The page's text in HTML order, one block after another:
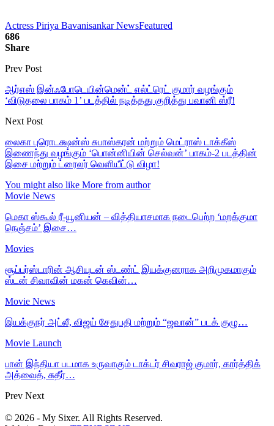
Actress Piriya Bavanisankar NewsFeatured
686
Share
Prev Post
ஆர்எஸ் இன்ஃபோடெயின்மென்ட் எல்ட்ரெட் குமார் வழங்கும்
‘விடுதலை பாகம் 1’ படத்தில் நடித்தது குறித்து பவானி ஸ்ரீ!
Next Post
லைகா புரொடக்ஷன்ஸ் சுபாஸ்கரன் மற்றும் மெட்ராஸ் டாக்கீஸ்
இணைந்து வழங்கும் ‘பொன்னியின் செல்வன்’ பாகம்-2 படத்தின்
இசை மற்றும் ட்ரைலர் வெளியீட்டு விழா!
You might also like More from author
Movie News
மெகா ஸ்கூல் ரீ-யூனியன் – வித்தியாசமாக நடைபெற்ற ‘மறக்குமா
நெஞ்சம்’ இசை…
Movies
சூப்பர்ஸ்டாரின் ஆசியுடன் ஸ்டண்ட் இயக்குனராக அறிமுகமாகும்
ஸ்டன் சிவாவின் மகன் கெவின்…
Movie News
இயக்குநர் அட்லீ, விஜய் சேதுபதி மற்றும் “ஜவான்” படக் குழு…
Movie Launch
பான் இந்தியா படமாக உருவாகும் டாக்டர் சிவராஜ் குமார், கார்த்திக்
அத்வைத், சுதீர்…
Prev Next
© 2026 - My Sixer. All Rights Reserved.